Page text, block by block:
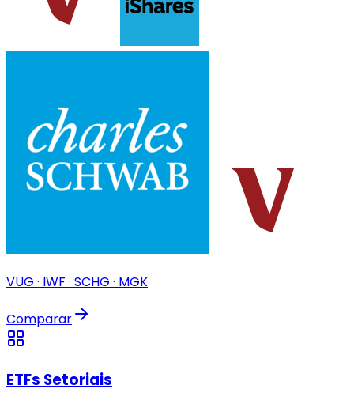
VUG · IWF · SCHG · MGK
Comparar
ETFs Setoriais